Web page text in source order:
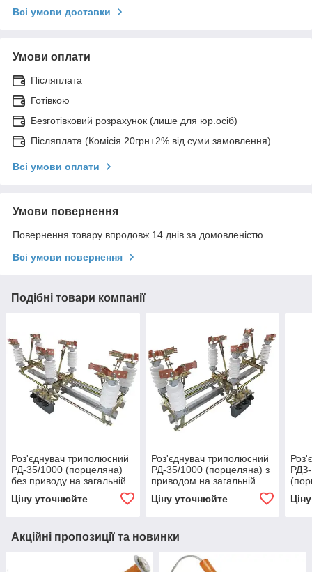
Всі умови доставки
Умови оплати
Післяплата
Готівкою
Безготівковий розрахунок (лише для юр.осіб)
Післяплата (Комісія 20грн+2% від суми замовлення)
Всі умови оплати
Умови повернення
Повернення товару впродовж 14 днів за домовленістю
Всі умови повернення
Подібні товари компанії
Роз'єднувач триполюсний
РД-35/1000 (порцеляна)
без приводу на загальній
Ціну уточнюйте
Роз'єднувач триполюсний
РД-35/1000 (порцеляна) з
приводом на загальній
Ціну уточнюйте
Акційні пропозиції та новинки